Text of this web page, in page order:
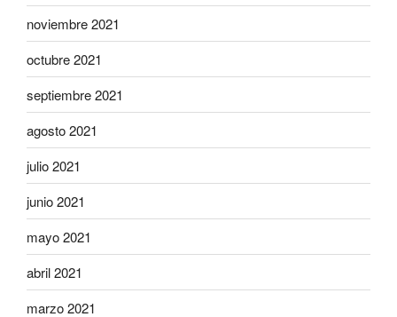
noviembre 2021
octubre 2021
septiembre 2021
agosto 2021
julio 2021
junio 2021
mayo 2021
abril 2021
marzo 2021